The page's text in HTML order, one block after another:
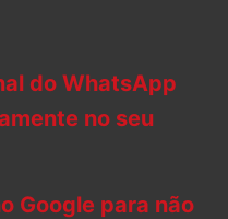
do WhatsApp
no seu
Google para não